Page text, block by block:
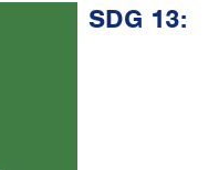
SDG 13: